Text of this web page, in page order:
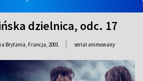
dzielnica, odc. 17
Brytania, Francja, 2001 | serial animowany